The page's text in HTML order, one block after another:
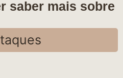
saber mais sobre